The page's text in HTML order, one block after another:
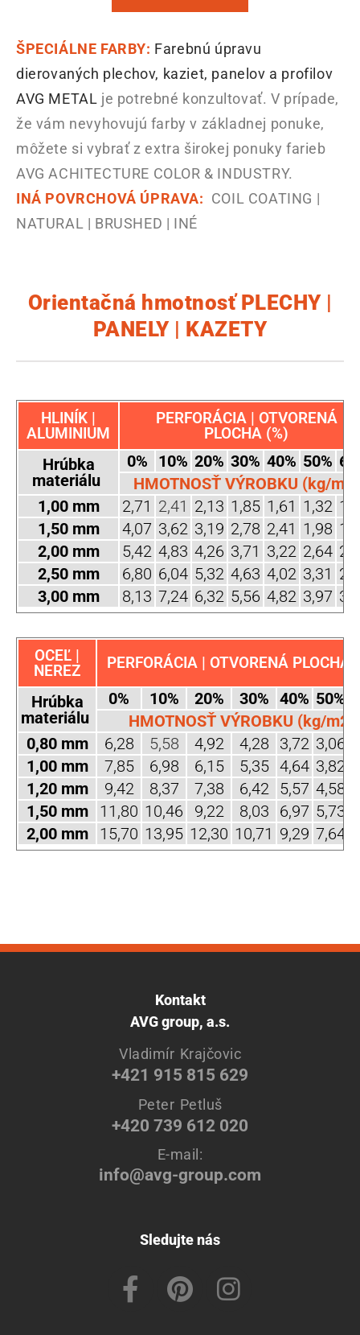
ŠPECIÁLNE FARBY: Farebnú úpravu
dierovaných plechov, kaziet, panelov a profilov
AVG METAL je potrebné konzultovať. V prípade,
že vám nevyhovujú farby v základnej ponuke,
môžete si vybrať z extra širokej ponuky farieb
AVG ACHITECTURE COLOR & INDUSTRY.
INÁ POVRCHOVÁ ÚPRAVA: COIL COATING |
NATURAL | BRUSHED | INÉ
Orientačná hmotnosť PLECHY |
PANELY | KAZETY
HLINÍK |
ALUMINIUM
PERFORÁCIA | OTVORENÁ
PLOCHA (%)
Hrúbka
materiálu
0% 10% 20% 30% 40% 50%
HMOTNOSŤ VÝROBKU (kg/m2)
1,00 mm
2,71 2,41 2,13 1,85 1,61 1,32
1,50 mm
4,07 3,62 3,19 2,78 2,41 1,98
2,00 mm
5,42 4,83 4,26 3,71 3,22 2,64
2,50 mm
6,80 6,04 5,32 4,63 4,02 3,31
3,00 mm
8,13 7,24 6,32 5,56 4,82 3,97
OCEĽ |
NEREZ
PERFORÁCIA | OTVORENÁ PLOCHA
Hrúbka
materiálu
0% 10% 20% 30% 40% 50%
HMOTNOSŤ VÝROBKU (kg/m2)
0,80 mm
6,28 5,58 4,92 4,28 3,72 3,06
1,00 mm
7,85 6,98 6,15 5,35 4,64 3,82
1,20 mm
9,42 8,37 7,38 6,42 5,57 4,58
1,50 mm
11,80 10,46 9,22 8,03 6,97 5,73
2,00 mm
15,70 13,95 12,30 10,71 9,29 7,64
Kontakt
AVG group, a.s.
Vladimír Krajčovic
+421 915 815 629
Peter Petluš
+420 739 612 020
E-mail:
info@avg-group.com
Sledujte nás